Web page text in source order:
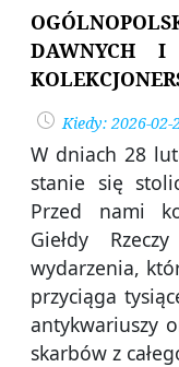
DAWNYCH I
Kiedy: 2026-02-
W dniach 28
stanie się
Przed nami
Giełdy
wydarzenia,
przyciąga
antykwariuszy
skarbów z